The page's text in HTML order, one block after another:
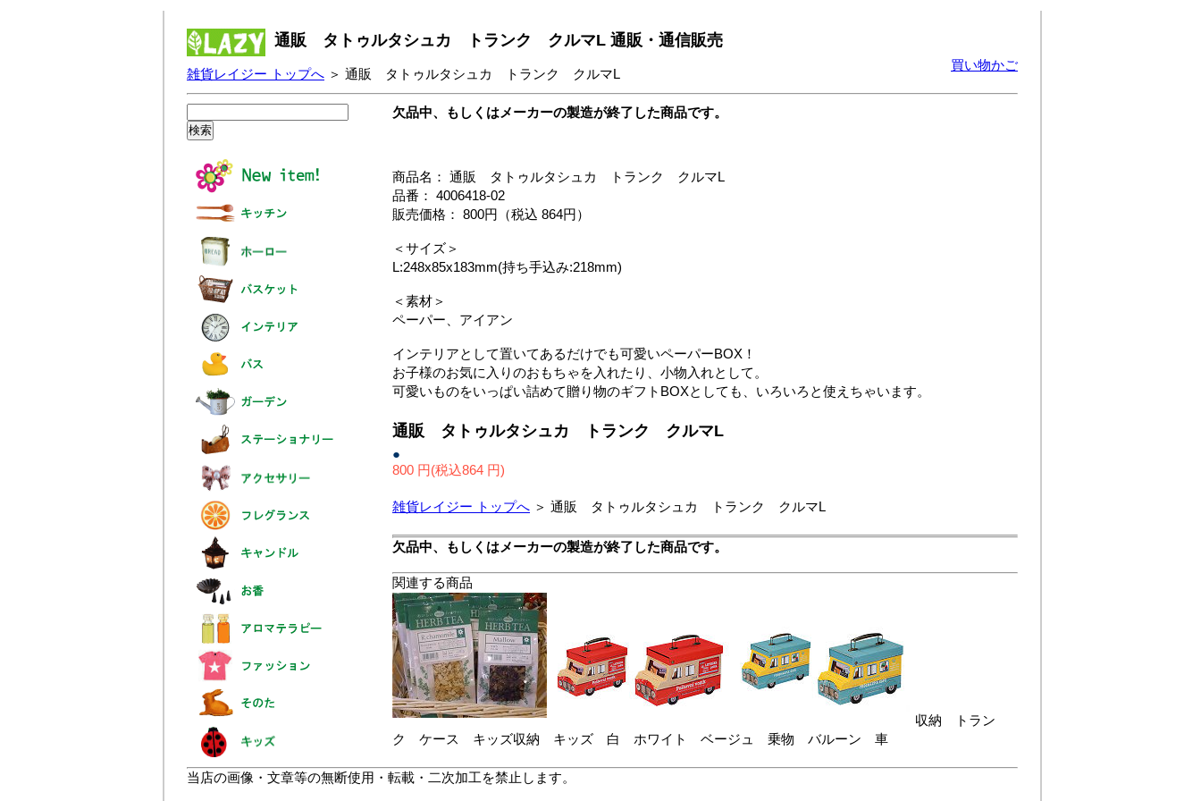
通販 タトゥルタシュカ トランク クルマL 通販・通信販売
雑貨レイジー トップへ ＞ 通販 タトゥルタシュカ トランク クルマL
買い物かご
欠品中、もしくはメーカーの製造が終了した商品です。
商品名： 通販 タトゥルタシュカ トランク クルマL
品番： 4006418-02
販売価格： 800円（税込 864円）
＜サイズ＞
L:248x85x183mm(持ち手込み:218mm)
＜素材＞
ペーパー、アイアン
インテリアとして置いてあるだけでも可愛いペーパーBOX！
お子様のお気に入りのおもちゃを入れたり、小物入れとして。
可愛いものをいっぱい詰めて贈り物のギフトBOXとしても、いろいろと使えちゃいます。
通販 タトゥルタシュカ トランク クルマL
●
800 円(税込864 円)
雑貨レイジー トップへ ＞ 通販 タトゥルタシュカ トランク クルマL
欠品中、もしくはメーカーの製造が終了した商品です。
関連する商品
収納 トラン
ク ケース キッズ収納 キッズ 白 ホワイト ベージュ 乗物 バルーン 車
当店の画像・文章等の無断使用・転載・二次加工を禁止します。